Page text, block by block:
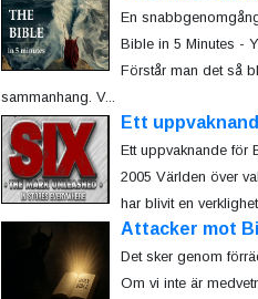
En
Bible in 5 Minutes -
Förstår man det så
sammanhang. V...
Ett
Ett uppvaknande för
2005 Världen över
har blivit en
Attacker mot
Det sker genom
Om vi inte är